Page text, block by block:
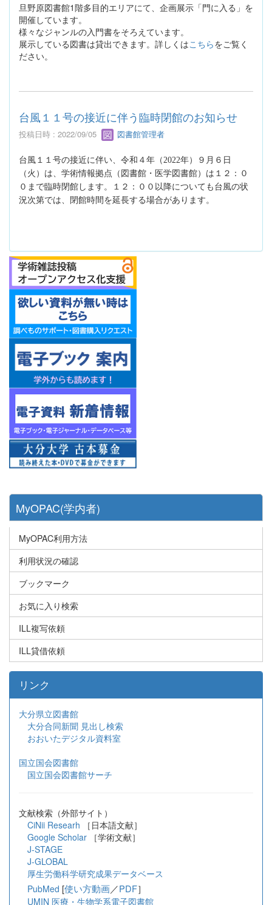
旦野原図書館1階多目的エリアにて、企画展示「門に入る」を
開催しています。
様々なジャンルの入門書をそろえています。
展示している図書は貸出できます。詳しくはこちらをご覧く
ださい。
台風１１号の接近に伴う臨時閉館のお知らせ
投稿日時 : 2022/09/05 図書館管理者
台風１１号の接近に伴い、令和４年（2022年）９月６日
（火）は、学術情報拠点（図書館・医学図書館）は１２：０
０まで臨時閉館します。１２：００以降についても台風の状
況次第では、閉館時間を延長する場合があります。
MyOPAC(学内者)
MyOPAC利用方法
利用状況の確認
ブックマーク
お気に入り検索
ILL複写依頼
ILL貸借依頼
リンク
大分県立図書館
大分合同新聞 見出し検索
おおいたデジタル資料室
国立国会図書館
国立国会図書館サーチ
文献検索（外部サイト）
CiNii Researh ［日本語文献］
Google Scholar
［学術文献］
J-STAGE
J-GLOBAL
厚生労働科学研究成果データベース
PubMed [使い方動画／PDF］
UMIN 医療・生物学系電子図書館